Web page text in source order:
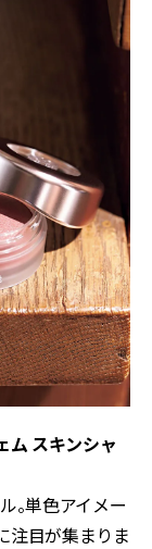
ム スキンシャ
。単色アイメー
注目が集まりま